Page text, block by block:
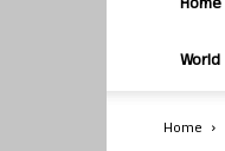
World
Home